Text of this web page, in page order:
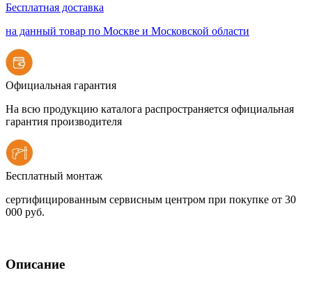
Бесплатная доставка
на данный товар по Москве и Московской области
Официальная гарантия
На всю продукцию каталога распространяется официальная
гарантия производителя
Бесплатный монтаж
сертифицированным сервисным центром при покупке от 30
000 руб.
Описание